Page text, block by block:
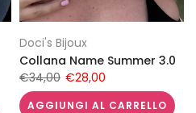
Doci's Bijoux
Collana Name Summer 3.0
€34,00 €28,00
AGGIUNGI AL CARRELLO